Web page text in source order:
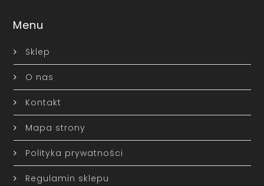
Menu
Sklep
O nas
Kontakt
Mapa strony
Polityka prywatności
Regulamin sklepu